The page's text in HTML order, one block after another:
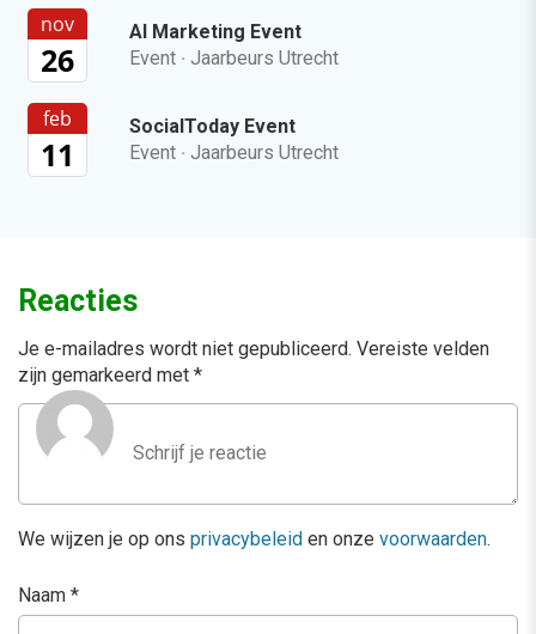
nov
26
AI Marketing Event
Event · Jaarbeurs Utrecht
feb
11
SocialToday Event
Event · Jaarbeurs Utrecht
Reacties
Je e-mailadres wordt niet gepubliceerd. Vereiste velden
zijn gemarkeerd met *
We wijzen je op ons privacybeleid en onze voorwaarden.
Naam *